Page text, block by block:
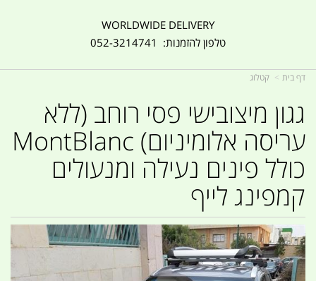
WORLDWIDE DELIVERY
טלפון להזמנות: 052-3214741
דף בית קטלוג
גגון מיצובישי פסי רוחב (ללא
עריסה אלומיניום) MontBlanc
כולל פינים נעילה ומנעולים
קמפינג לייף